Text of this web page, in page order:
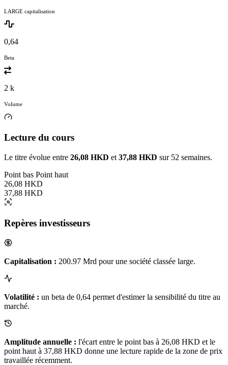
LARGE capitalisation
0,64
Beta
2 k
Volume
Lecture du cours
Le titre évolue entre 26,08 HKD et 37,88 HKD sur 52 semaines.
Point bas Point haut
26,08 HKD
37,88 HKD
Repères investisseurs
Capitalisation : 200.97 Mrd pour une société classée large.
Volatilité : un beta de 0,64 permet d'estimer la sensibilité du titre au
marché.
Amplitude annuelle : l'écart entre le point bas à 26,08 HKD et le
point haut à 37,88 HKD donne une lecture rapide de la zone de prix
travaillée récemment.